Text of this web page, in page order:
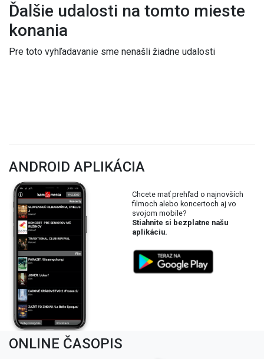
Ďalšie udalosti na tomto mieste
konania
Pre toto vyhľadavanie sme nenašli žiadne udalosti
ANDROID APLIKÁCIA
Chcete mať prehľad o najnovších
filmoch alebo koncertoch aj vo
svojom mobile?
Stiahnite si bezplatne našu
aplikáciu.
ONLINE ČASOPIS